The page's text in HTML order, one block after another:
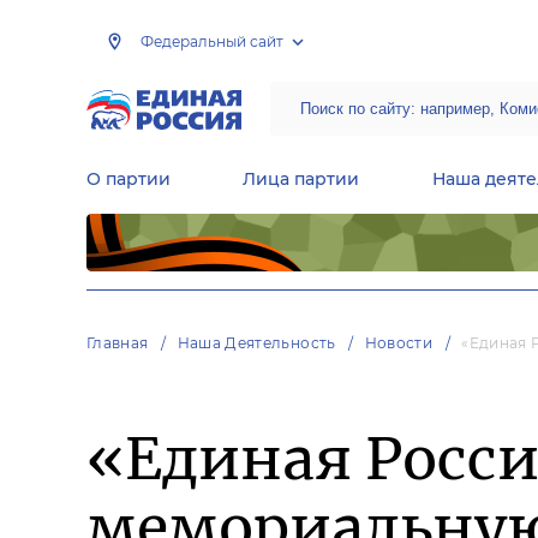
Федеральный сайт
О партии Лица партии Наша
Главная Наша Деятельность Новости «Единая
«Единая